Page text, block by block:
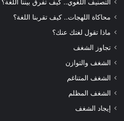
التصنيف اللغوي.. كيف تفرق بيننا اللغة؟
محاكاة اللهجات.. كيف تقربنا اللغة؟
ماذا تقول لغتك عنك؟
تجاوز الشغف
الشغف والتوازن
الشغف المتناغم
الشغف المظلم
إيجاد الشغف